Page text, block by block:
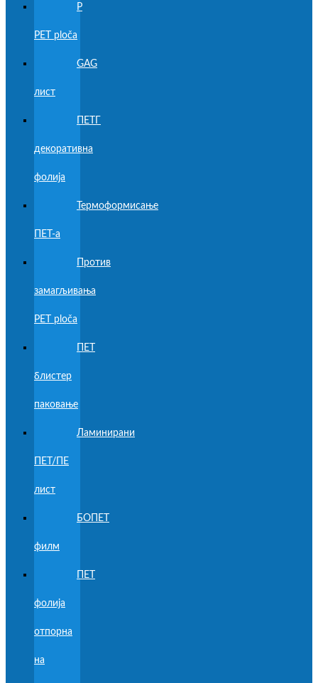
Р
PET ploča
GAG
лист
ПЕТГ
декоративна
фолија
Термоформисање
ПЕТ-а
Против
замагљивања
PET ploča
ПЕТ
блистер
паковање
Ламинирани
ПЕТ/ПЕ
лист
БОПЕТ
филм
ПЕТ
фолија
отпорна
на